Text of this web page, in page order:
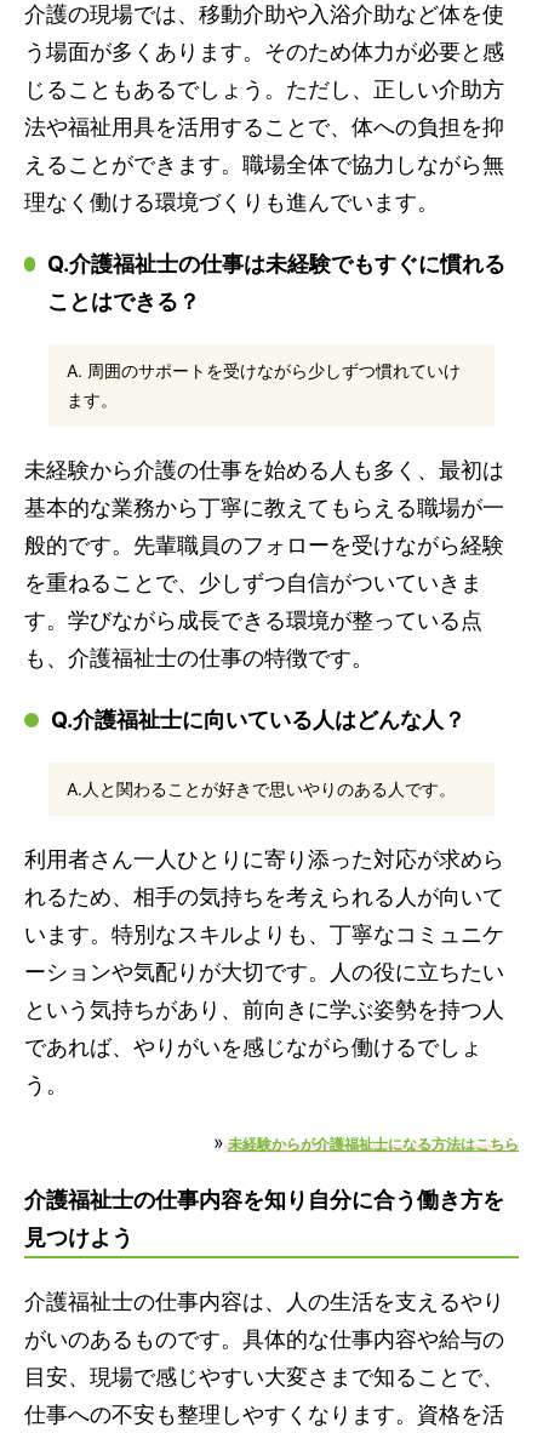
介護の現場では、移動介助や入浴介助など体を使
う場面が多くあります。そのため体力が必要と感
じることもあるでしょう。ただし、正しい介助方
法や福祉用具を活用することで、体への負担を抑
えることができます。職場全体で協力しながら無
理なく働ける環境づくりも進んでいます。
Q.介護福祉士の仕事は未経験でもすぐに慣れる
ことはできる？
A. 周囲のサポートを受けながら少しずつ慣れていけ
ます。
未経験から介護の仕事を始める人も多く、最初は
基本的な業務から丁寧に教えてもらえる職場が一
般的です。先輩職員のフォローを受けながら経験
を重ねることで、少しずつ自信がついていきま
す。学びながら成長できる環境が整っている点
も、介護福祉士の仕事の特徴です。
Q.介護福祉士に向いている人はどんな人？
A.人と関わることが好きで思いやりのある人です。
利用者さん一人ひとりに寄り添った対応が求めら
れるため、相手の気持ちを考えられる人が向いて
います。特別なスキルよりも、丁寧なコミュニケ
ーションや気配りが大切です。人の役に立ちたい
という気持ちがあり、前向きに学ぶ姿勢を持つ人
であれば、やりがいを感じながら働けるでしょ
う。
» 未経験からが介護福祉士になる方法はこちら
介護福祉士の仕事内容を知り自分に合う働き方を
見つけよう
介護福祉士の仕事内容は、人の生活を支えるやり
がいのあるものです。具体的な仕事内容や給与の
目安、現場で感じやすい大変さまで知ることで、
仕事への不安も整理しやすくなります。資格を活